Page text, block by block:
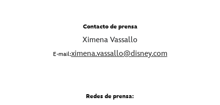
Contacto de prensa
Ximena Vassallo
E-mail:ximena.vassallo@disney.com
Redes de prensa: